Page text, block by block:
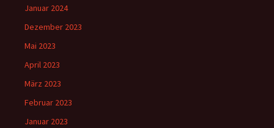
Januar 2024
Dezember 2023
Mai 2023
April 2023
März 2023
Februar 2023
Januar 2023